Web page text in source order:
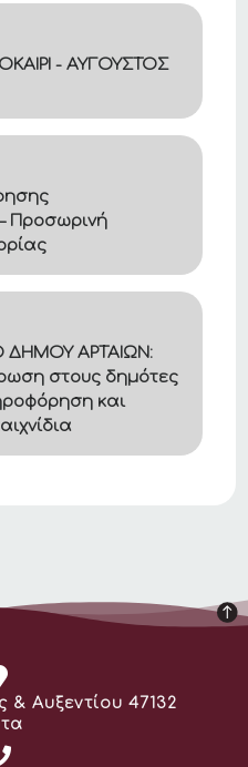
- ΑΥΓΟΥΣΤΟΣ
Προσωρινή
ΔΗΜΟΥ ΑΡΤΑΙΩΝ:
στους δημότες
και
Αυξεντίου 47132